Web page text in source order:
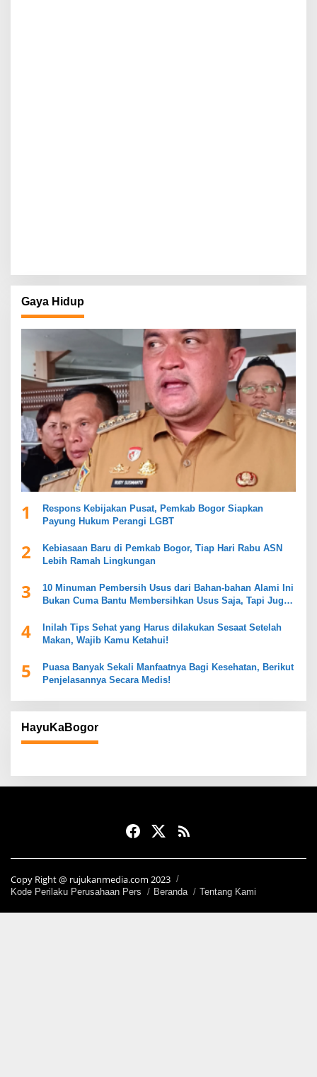
Gaya Hidup
1
Respons Kebijakan Pusat, Pemkab Bogor Siapkan
Payung Hukum Perangi LGBT
2
Kebiasaan Baru di Pemkab Bogor, Tiap Hari Rabu ASN
Lebih Ramah Lingkungan
3
10 Minuman Pembersih Usus dari Bahan-bahan Alami Ini
Bukan Cuma Bantu Membersihkan Usus Saja, Tapi Juga
4
Inilah Tips Sehat yang Harus dilakukan Sesaat Setelah
Makan, Wajib Kamu Ketahui!
5
Puasa Banyak Sekali Manfaatnya Bagi Kesehatan, Berikut
Penjelasannya Secara Medis!
HayuKaBogor
Copy Right @ rujukanmedia.com 2023
Kode Perilaku Perusahaan Pers Beranda Tentang Kami